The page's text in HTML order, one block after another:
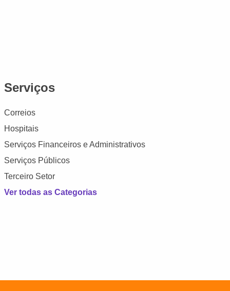
Serviços
Correios
Hospitais
Serviços Financeiros e Administrativos
Serviços Públicos
Terceiro Setor
Ver todas as Categorias